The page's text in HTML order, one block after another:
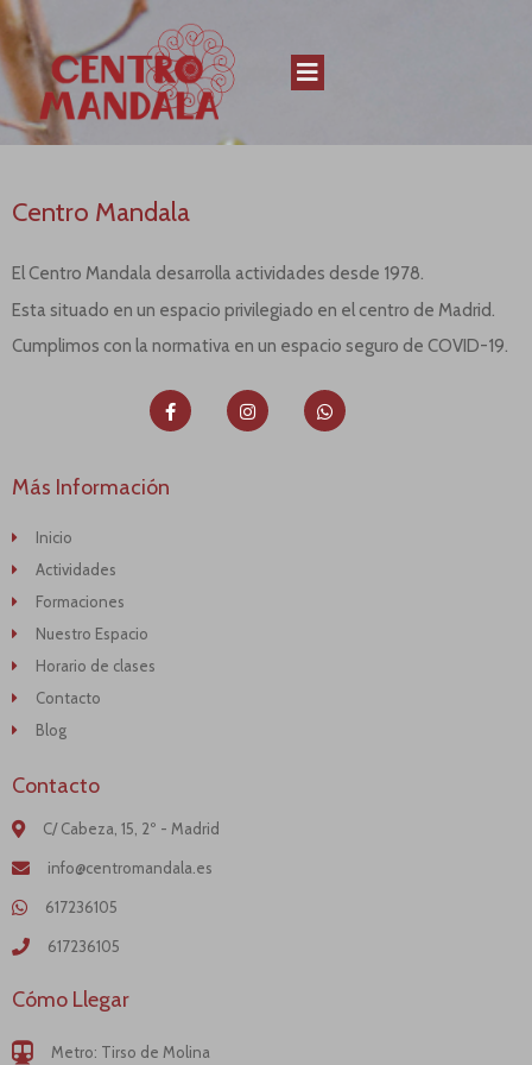
Centro Mandala
El Centro Mandala desarrolla actividades desde 1978.
Esta situado en un espacio privilegiado en el centro de Madrid.
Cumplimos con la normativa en un espacio seguro de COVID-19.
Más Información
Inicio
Actividades
Formaciones
Nuestro Espacio
Horario de clases
Contacto
Blog
Contacto
C/ Cabeza, 15, 2º - Madrid
info@centromandala.es
617236105
617236105
Cómo Llegar
Metro: Tirso de Molina